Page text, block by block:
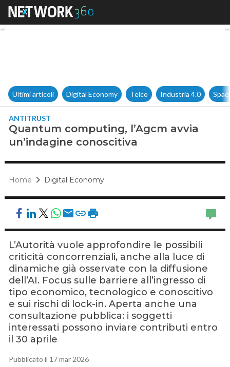
Quantum computing,
Ultimi articoli Digital Economy Telco Industria 4.0
ANTITRUST
Quantum computing, l’Agcm avvia
un’indagine conoscitiva
Home Digital Economy
L’Autorità vuole approfondire le possibili
criticità concorrenziali, anche alla luce di
dinamiche già osservate con la diffusione
dell’AI. Focus sulle barriere all’ingresso di
tipo economico, tecnologico e conoscitivo
e sui rischi di lock-in. Aperta anche una
consultazione pubblica: i soggetti
interessati possono inviare contributi entro
il 30 aprile
Pubblicato il 17 mar 2026